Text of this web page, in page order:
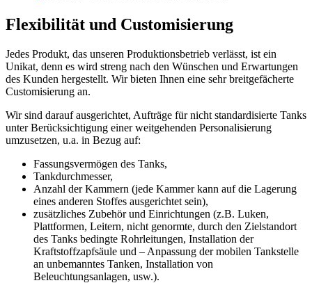
Flexibilität und Customisierung
Jedes Produkt, das unseren Produktionsbetrieb verlässt, ist ein
Unikat, denn es wird streng nach den Wünschen und Erwartungen
des Kunden hergestellt. Wir bieten Ihnen eine sehr breitgefächerte
Customisierung an.
Wir sind darauf ausgerichtet, Aufträge für nicht standardisierte Tanks
unter Berücksichtigung einer weitgehenden Personalisierung
umzusetzen, u.a. in Bezug auf:
Fassungsvermögen des Tanks,
Tankdurchmesser,
Anzahl der Kammern (jede Kammer kann auf die Lagerung
eines anderen Stoffes ausgerichtet sein),
zusätzliches Zubehör und Einrichtungen (z.B. Luken,
Plattformen, Leitern, nicht genormte, durch den Zielstandort
des Tanks bedingte Rohrleitungen, Installation der
Kraftstoffzapfsäule und – Anpassung der mobilen Tankstelle
an unbemanntes Tanken, Installation von
Beleuchtungsanlagen, usw.).